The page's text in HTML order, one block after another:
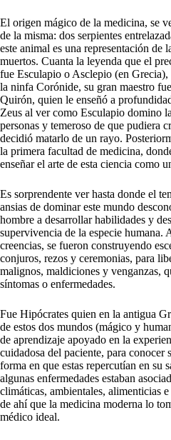
El origen mágico de la medicina, se
de la misma: dos serpientes
este animal es una representación de
muertos. Cuanta la leyenda que el
fue Esculapio o Asclepio (en
la ninfa Corónide, su gran maestro
Quirón, quien le enseñó a
Zeus al ver como Esculapio domino
personas y temeroso de que pudiera
decidió matarlo de un rayo.
la primera facultad de medicina,
enseñar el arte de esta ciencia como
Es sorprendente ver hasta donde el
ansias de dominar este mundo
hombre a desarrollar habilidades y
supervivencia de la especie humana.
creencias, se fueron construyendo
conjuros, rezos y ceremonias, para
malignos, maldiciones y venganzas,
síntomas o enfermedades.
Fue Hipócrates quien en la antigua
de estos dos mundos (mágico y
de aprendizaje apoyado en la
cuidadosa del paciente, para conocer
forma en que estas repercutían en su
algunas enfermedades estaban
climáticas, ambientales, alimenticias
de ahí que la medicina moderna lo
médico ideal.